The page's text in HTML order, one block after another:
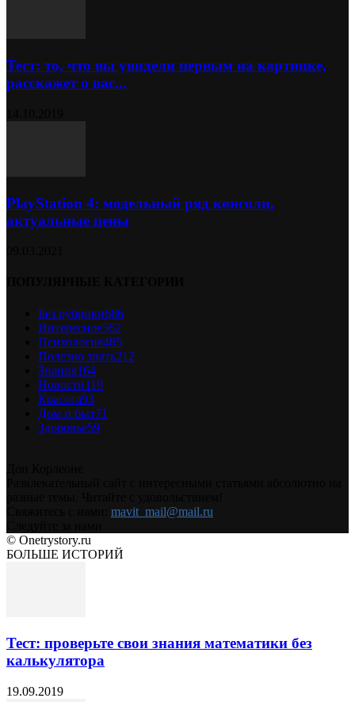
Тест: то, что вы увидели первым на картинке,
расскажет о вас...
PlayStation 4: модельный ряд консоли,
актуальные цены
Без рубрики686
Интересное562
Психология485
Полезно знать212
Знания164
Новости119
Красота93
Дом и быт71
Здоровье59
mavit_mail@mail.ru
© Onetrystory.ru
БОЛЬШЕ ИСТОРИЙ
Тест: проверьте свои знания математики без
калькулятора
19.09.2019